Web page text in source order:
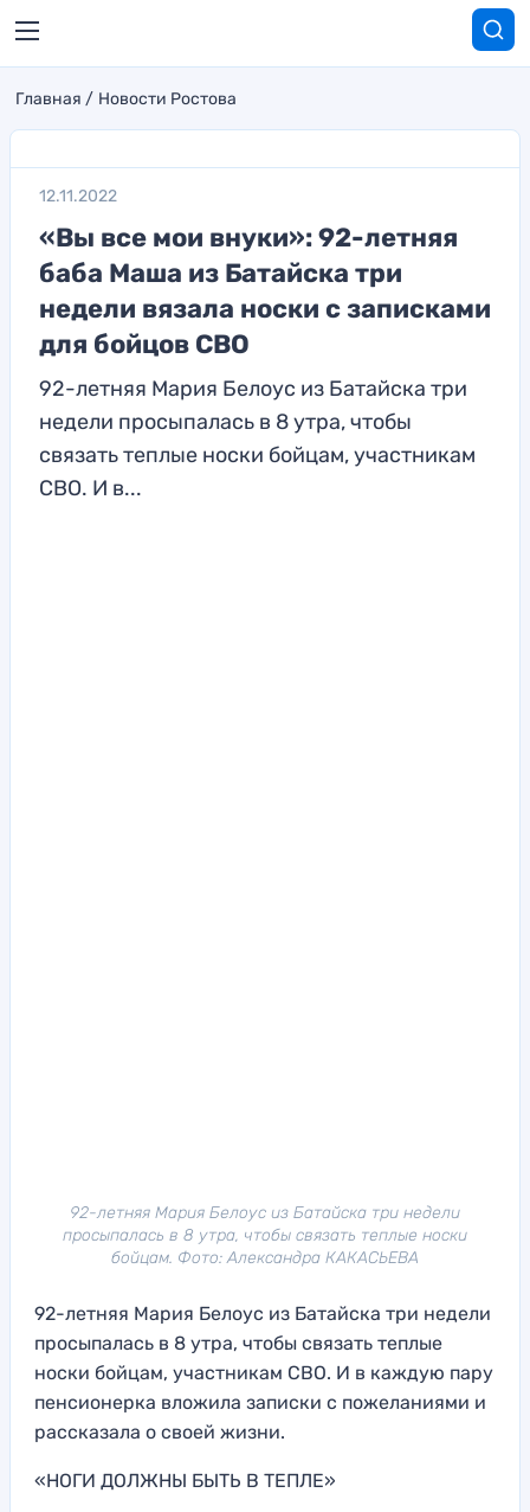
Главная Новости Ростова
12.11.2022
«Вы все мои внуки»: 92-летняя
баба Маша из Батайска три
недели вязала носки с записками
для бойцов СВО
92-летняя Мария Белоус из Батайска три
недели просыпалась в 8 утра, чтобы
связать теплые носки бойцам, участникам
СВО. И в...
92-летняя Мария Белоус из Батайска три недели
просыпалась в 8 утра, чтобы связать теплые носки
бойцам. Фото: Александра КАКАСЬЕВА
92-летняя Мария Белоус из Батайска три недели
просыпалась в 8 утра, чтобы связать теплые
носки бойцам, участникам СВО. И в каждую пару
пенсионерка вложила записки с пожеланиями и
рассказала о своей жизни.
«НОГИ ДОЛЖНЫ БЫТЬ В ТЕПЛЕ»